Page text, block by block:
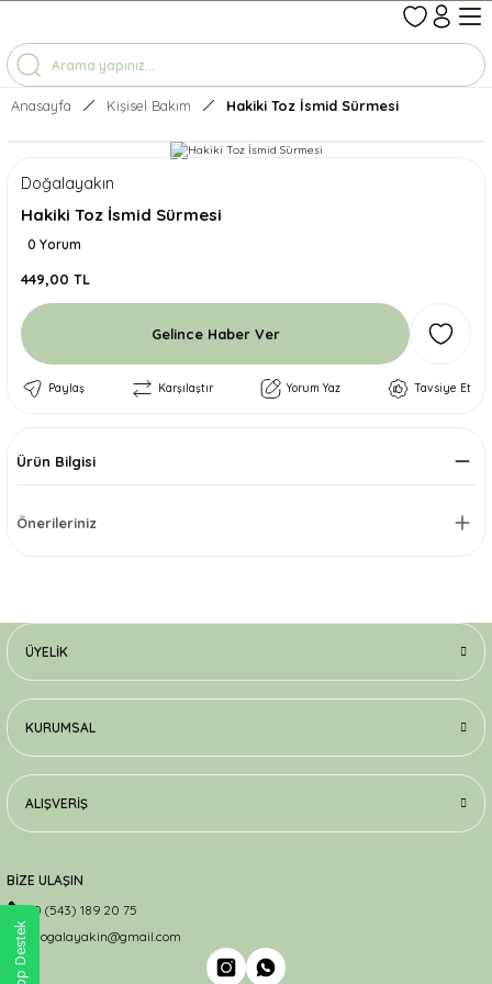
Anasayfa Kişisel Bakım Hakiki Toz İsmid Sürmesi
Doğalayakın
Hakiki Toz İsmid Sürmesi
0 Yorum
449,00 TL
Gelince Haber Ver
Paylaş Karşılaştır Yorum Yaz Tavsiye Et
Ürün Bilgisi
Önerileriniz
ÜYELIK
KURUMSAL
ALIŞVERIŞ
BİZE ULAŞIN
0 (543) 189 20 75
dogalayakin@gmail.com